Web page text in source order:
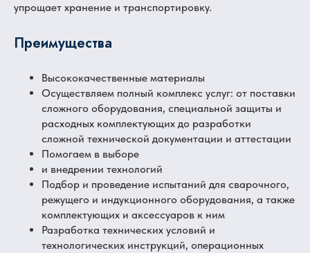
упрощает хранение и транспортировку.
Преимущества
Высококачественные материалы
Осуществляем полный комплекс услуг: от поставки
сложного оборудования, специальной защиты и
расходных комплектующих до разработки
сложной технической документации и аттестации
Помогаем в выборе
и внедрении технологий
Подбор и проведение испытаний для сварочного,
режущего и индукционного оборудования, а также
комплектующих и аксессуаров к ним
Разработка технических условий и
технологических инструкций, операционных